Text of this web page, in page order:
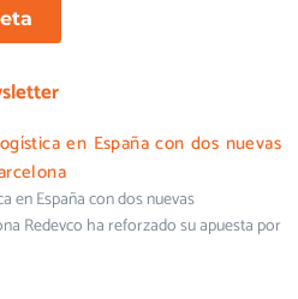
en España con dos nuevas
en España con dos nuevas
Redevco ha reforzado su apuesta por